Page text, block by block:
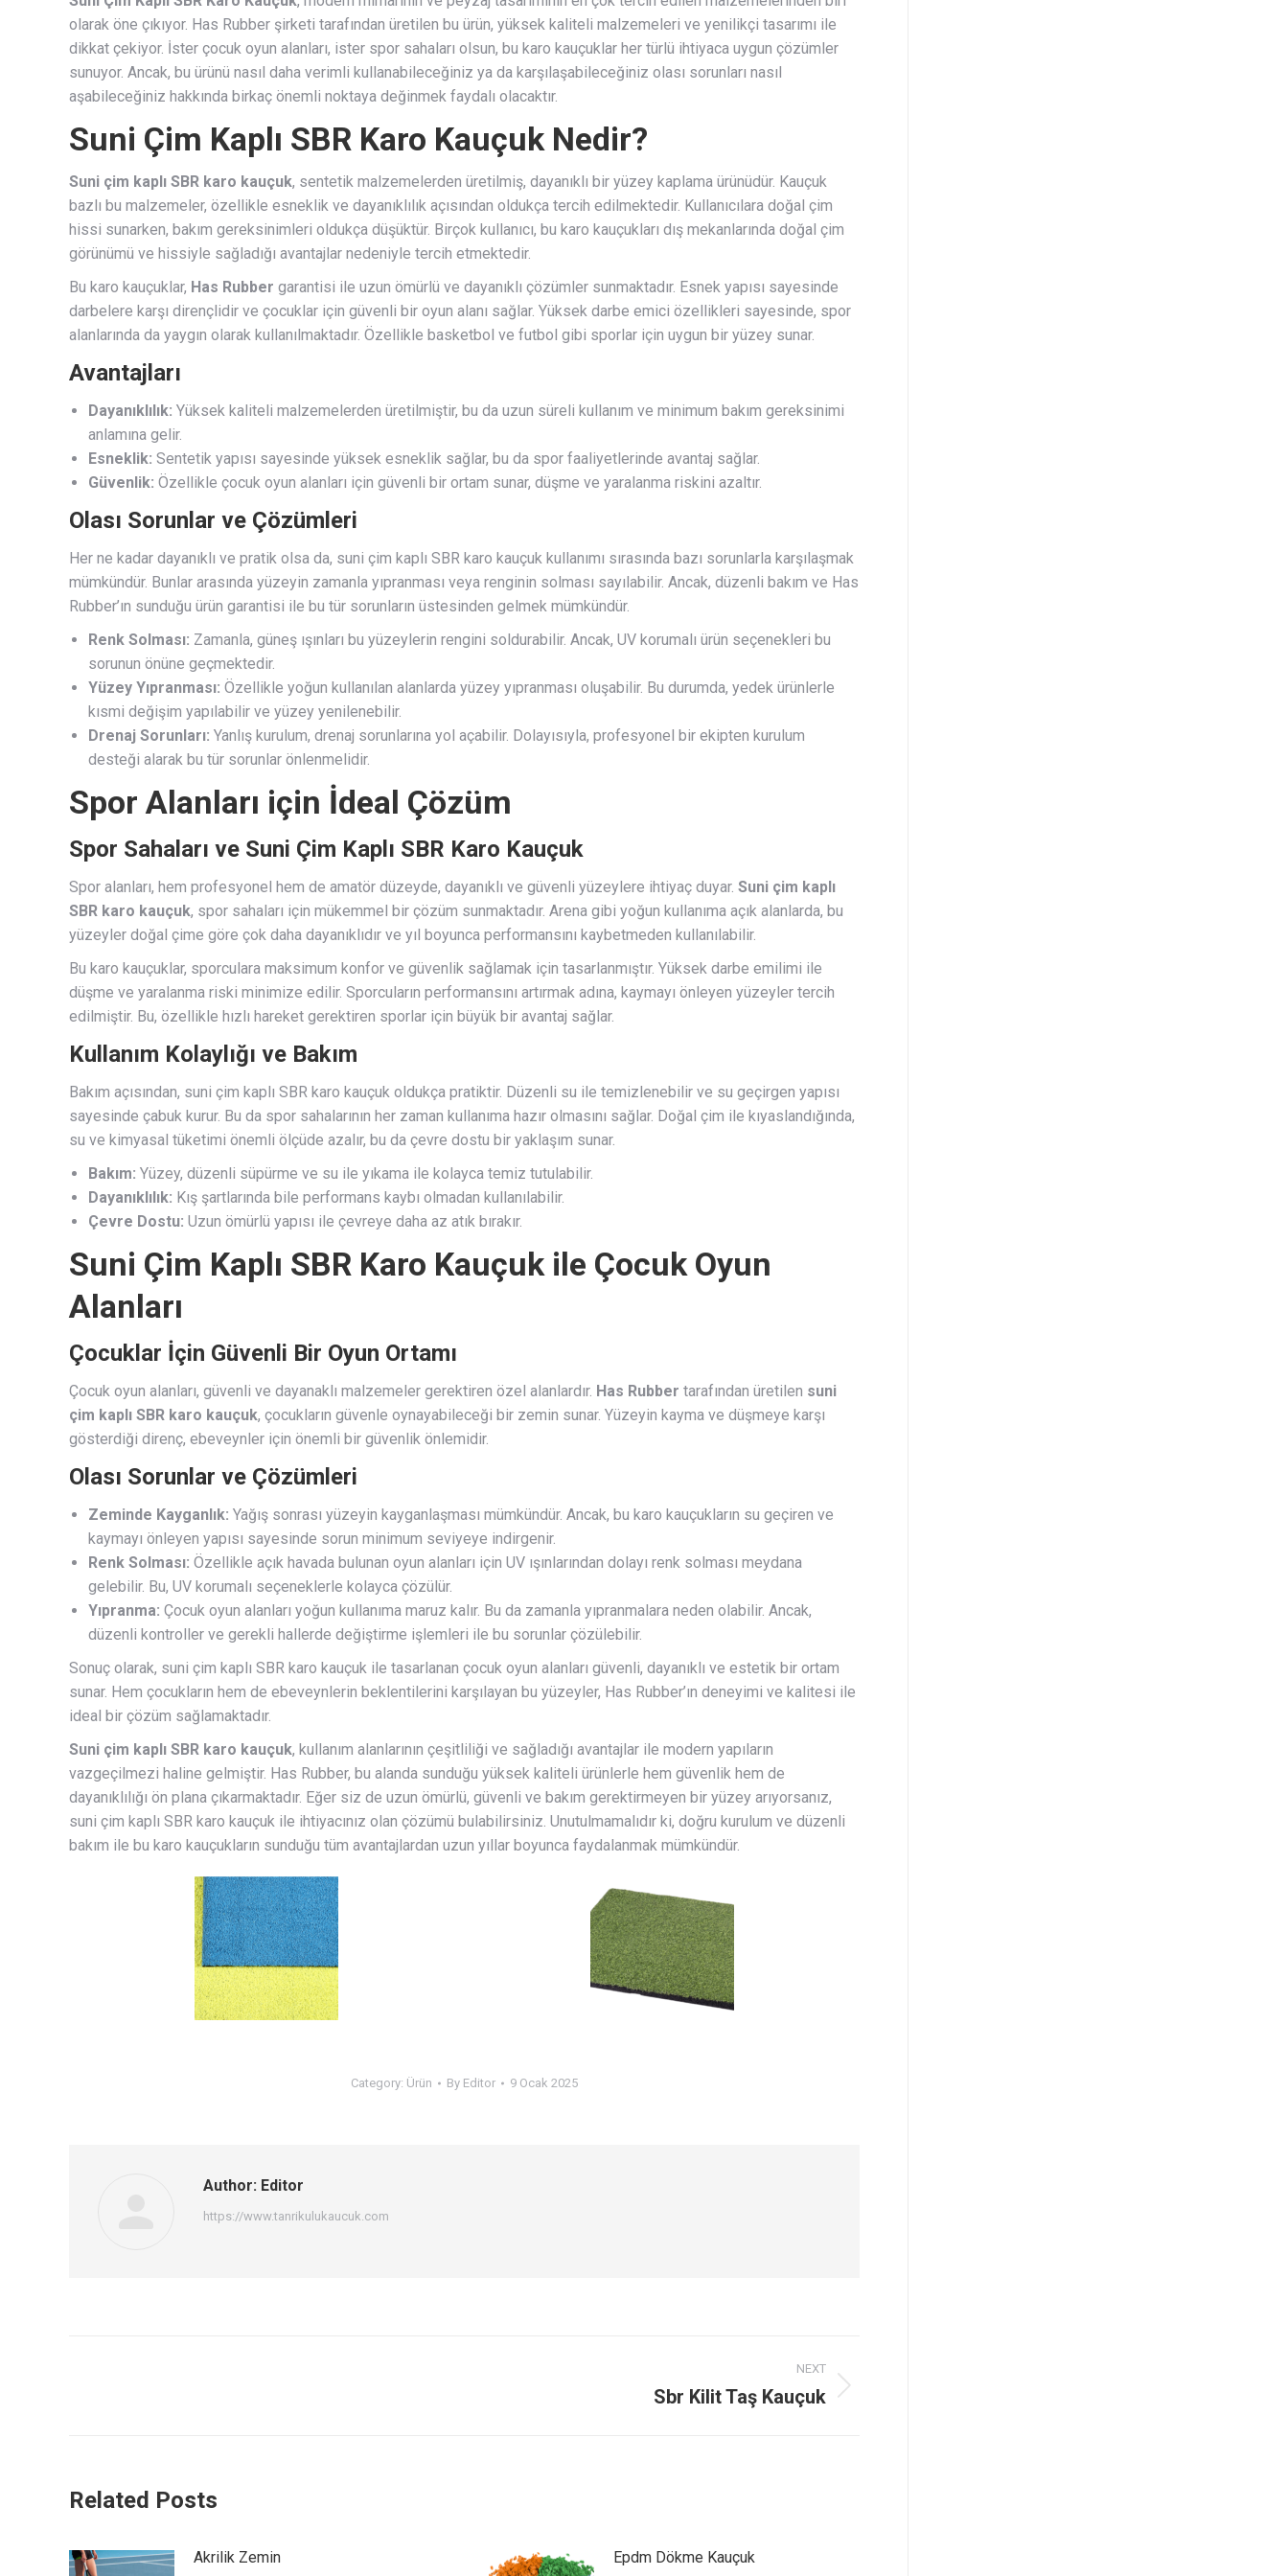
olarak öne çıkıyor. Has Rubber şirketi tarafından üretilen bu ürün, yüksek kaliteli malzemeleri ve yenilikçi tasarımı ile
dikkat çekiyor. İster çocuk oyun alanları, ister spor sahaları olsun, bu karo kauçuklar her türlü ihtiyaca uygun çözümler
sunuyor. Ancak, bu ürünü nasıl daha verimli kullanabileceğiniz ya da karşılaşabileceğiniz olası sorunları nasıl
aşabileceğiniz hakkında birkaç önemli noktaya değinmek faydalı olacaktır.
Suni Çim Kaplı SBR Karo Kauçuk Nedir?
Suni çim kaplı SBR karo kauçuk, sentetik malzemelerden üretilmiş, dayanıklı bir yüzey kaplama ürünüdür. Kauçuk
bazlı bu malzemeler, özellikle esneklik ve dayanıklılık açısından oldukça tercih edilmektedir. Kullanıcılara doğal çim
hissi sunarken, bakım gereksinimleri oldukça düşüktür. Birçok kullanıcı, bu karo kauçukları dış mekanlarında doğal çim
görünümü ve hissiyle sağladığı avantajlar nedeniyle tercih etmektedir.
Bu karo kauçuklar, Has Rubber garantisi ile uzun ömürlü ve dayanıklı çözümler sunmaktadır. Esnek yapısı sayesinde
darbelere karşı dirençlidir ve çocuklar için güvenli bir oyun alanı sağlar. Yüksek darbe emici özellikleri sayesinde, spor
alanlarında da yaygın olarak kullanılmaktadır. Özellikle basketbol ve futbol gibi sporlar için uygun bir yüzey sunar.
Avantajları
Dayanıklılık: Yüksek kaliteli malzemelerden üretilmiştir, bu da uzun süreli kullanım ve minimum bakım gereksinimi
anlamına gelir.
Esneklik: Sentetik yapısı sayesinde yüksek esneklik sağlar, bu da spor faaliyetlerinde avantaj sağlar.
Güvenlik: Özellikle çocuk oyun alanları için güvenli bir ortam sunar, düşme ve yaralanma riskini azaltır.
Olası Sorunlar ve Çözümleri
Her ne kadar dayanıklı ve pratik olsa da, suni çim kaplı SBR karo kauçuk kullanımı sırasında bazı sorunlarla karşılaşmak
mümkündür. Bunlar arasında yüzeyin zamanla yıpranması veya renginin solması sayılabilir. Ancak, düzenli bakım ve Has
Rubber’ın sunduğu ürün garantisi ile bu tür sorunların üstesinden gelmek mümkündür.
Renk Solması: Zamanla, güneş ışınları bu yüzeylerin rengini soldurabilir. Ancak, UV korumalı ürün seçenekleri bu
sorunun önüne geçmektedir.
Yüzey Yıpranması: Özellikle yoğun kullanılan alanlarda yüzey yıpranması oluşabilir. Bu durumda, yedek ürünlerle
kısmi değişim yapılabilir ve yüzey yenilenebilir.
Drenaj Sorunları: Yanlış kurulum, drenaj sorunlarına yol açabilir. Dolayısıyla, profesyonel bir ekipten kurulum
desteği alarak bu tür sorunlar önlenmelidir.
Spor Alanları için İdeal Çözüm
Spor Sahaları ve Suni Çim Kaplı SBR Karo Kauçuk
Spor alanları, hem profesyonel hem de amatör düzeyde, dayanıklı ve güvenli yüzeylere ihtiyaç duyar. Suni çim kaplı
SBR karo kauçuk, spor sahaları için mükemmel bir çözüm sunmaktadır. Arena gibi yoğun kullanıma açık alanlarda, bu
yüzeyler doğal çime göre çok daha dayanıklıdır ve yıl boyunca performansını kaybetmeden kullanılabilir.
Bu karo kauçuklar, sporculara maksimum konfor ve güvenlik sağlamak için tasarlanmıştır. Yüksek darbe emilimi ile
düşme ve yaralanma riski minimize edilir. Sporcuların performansını artırmak adına, kaymayı önleyen yüzeyler tercih
edilmiştir. Bu, özellikle hızlı hareket gerektiren sporlar için büyük bir avantaj sağlar.
Kullanım Kolaylığı ve Bakım
Bakım açısından, suni çim kaplı SBR karo kauçuk oldukça pratiktir. Düzenli su ile temizlenebilir ve su geçirgen yapısı
sayesinde çabuk kurur. Bu da spor sahalarının her zaman kullanıma hazır olmasını sağlar. Doğal çim ile kıyaslandığında,
su ve kimyasal tüketimi önemli ölçüde azalır, bu da çevre dostu bir yaklaşım sunar.
Bakım: Yüzey, düzenli süpürme ve su ile yıkama ile kolayca temiz tutulabilir.
Dayanıklılık: Kış şartlarında bile performans kaybı olmadan kullanılabilir.
Çevre Dostu: Uzun ömürlü yapısı ile çevreye daha az atık bırakır.
Suni Çim Kaplı SBR Karo Kauçuk ile Çocuk Oyun
Alanları
Çocuklar İçin Güvenli Bir Oyun Ortamı
Çocuk oyun alanları, güvenli ve dayanaklı malzemeler gerektiren özel alanlardır. Has Rubber tarafından üretilen suni
çim kaplı SBR karo kauçuk, çocukların güvenle oynayabileceği bir zemin sunar. Yüzeyin kayma ve düşmeye karşı
gösterdiği direnç, ebeveynler için önemli bir güvenlik önlemidir.
Olası Sorunlar ve Çözümleri
Zeminde Kayganlık: Yağış sonrası yüzeyin kayganlaşması mümkündür. Ancak, bu karo kauçukların su geçiren ve
kaymayı önleyen yapısı sayesinde sorun minimum seviyeye indirgenir.
Renk Solması: Özellikle açık havada bulunan oyun alanları için UV ışınlarından dolayı renk solması meydana
gelebilir. Bu, UV korumalı seçeneklerle kolayca çözülür.
Yıpranma: Çocuk oyun alanları yoğun kullanıma maruz kalır. Bu da zamanla yıpranmalara neden olabilir. Ancak,
düzenli kontroller ve gerekli hallerde değiştirme işlemleri ile bu sorunlar çözülebilir.
Sonuç olarak, suni çim kaplı SBR karo kauçuk ile tasarlanan çocuk oyun alanları güvenli, dayanıklı ve estetik bir ortam
sunar. Hem çocukların hem de ebeveynlerin beklentilerini karşılayan bu yüzeyler, Has Rubber’ın deneyimi ve kalitesi ile
ideal bir çözüm sağlamaktadır.
Suni çim kaplı SBR karo kauçuk, kullanım alanlarının çeşitliliği ve sağladığı avantajlar ile modern yapıların
vazgeçilmezi haline gelmiştir. Has Rubber, bu alanda sunduğu yüksek kaliteli ürünlerle hem güvenlik hem de
dayanıklılığı ön plana çıkarmaktadır. Eğer siz de uzun ömürlü, güvenli ve bakım gerektirmeyen bir yüzey arıyorsanız,
suni çim kaplı SBR karo kauçuk ile ihtiyacınız olan çözümü bulabilirsiniz. Unutulmamalıdır ki, doğru kurulum ve düzenli
bakım ile bu karo kauçukların sunduğu tüm avantajlardan uzun yıllar boyunca faydalanmak mümkündür.
Category: Ürün By Editor 9 Ocak 2025
Author: Editor
https://www.tanrikulukaucuk.com
NEXT
Sbr Kilit Taş Kauçuk
Related Posts
Akrilik Zemin Epdm Dökme Kauçuk